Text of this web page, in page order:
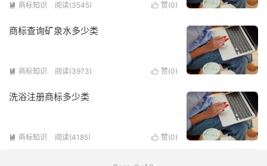
 商标知识 阅读(3545)  赞(0)
商标查询矿泉水多少类
 商标知识 阅读(3973)  赞(0)
洗浴注册商标多少类
 商标知识 阅读(4185)  赞(0)